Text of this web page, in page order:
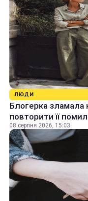
ЛЮДИ
Блогерка зламала
повторити її
08 серпня 2026, 15:03